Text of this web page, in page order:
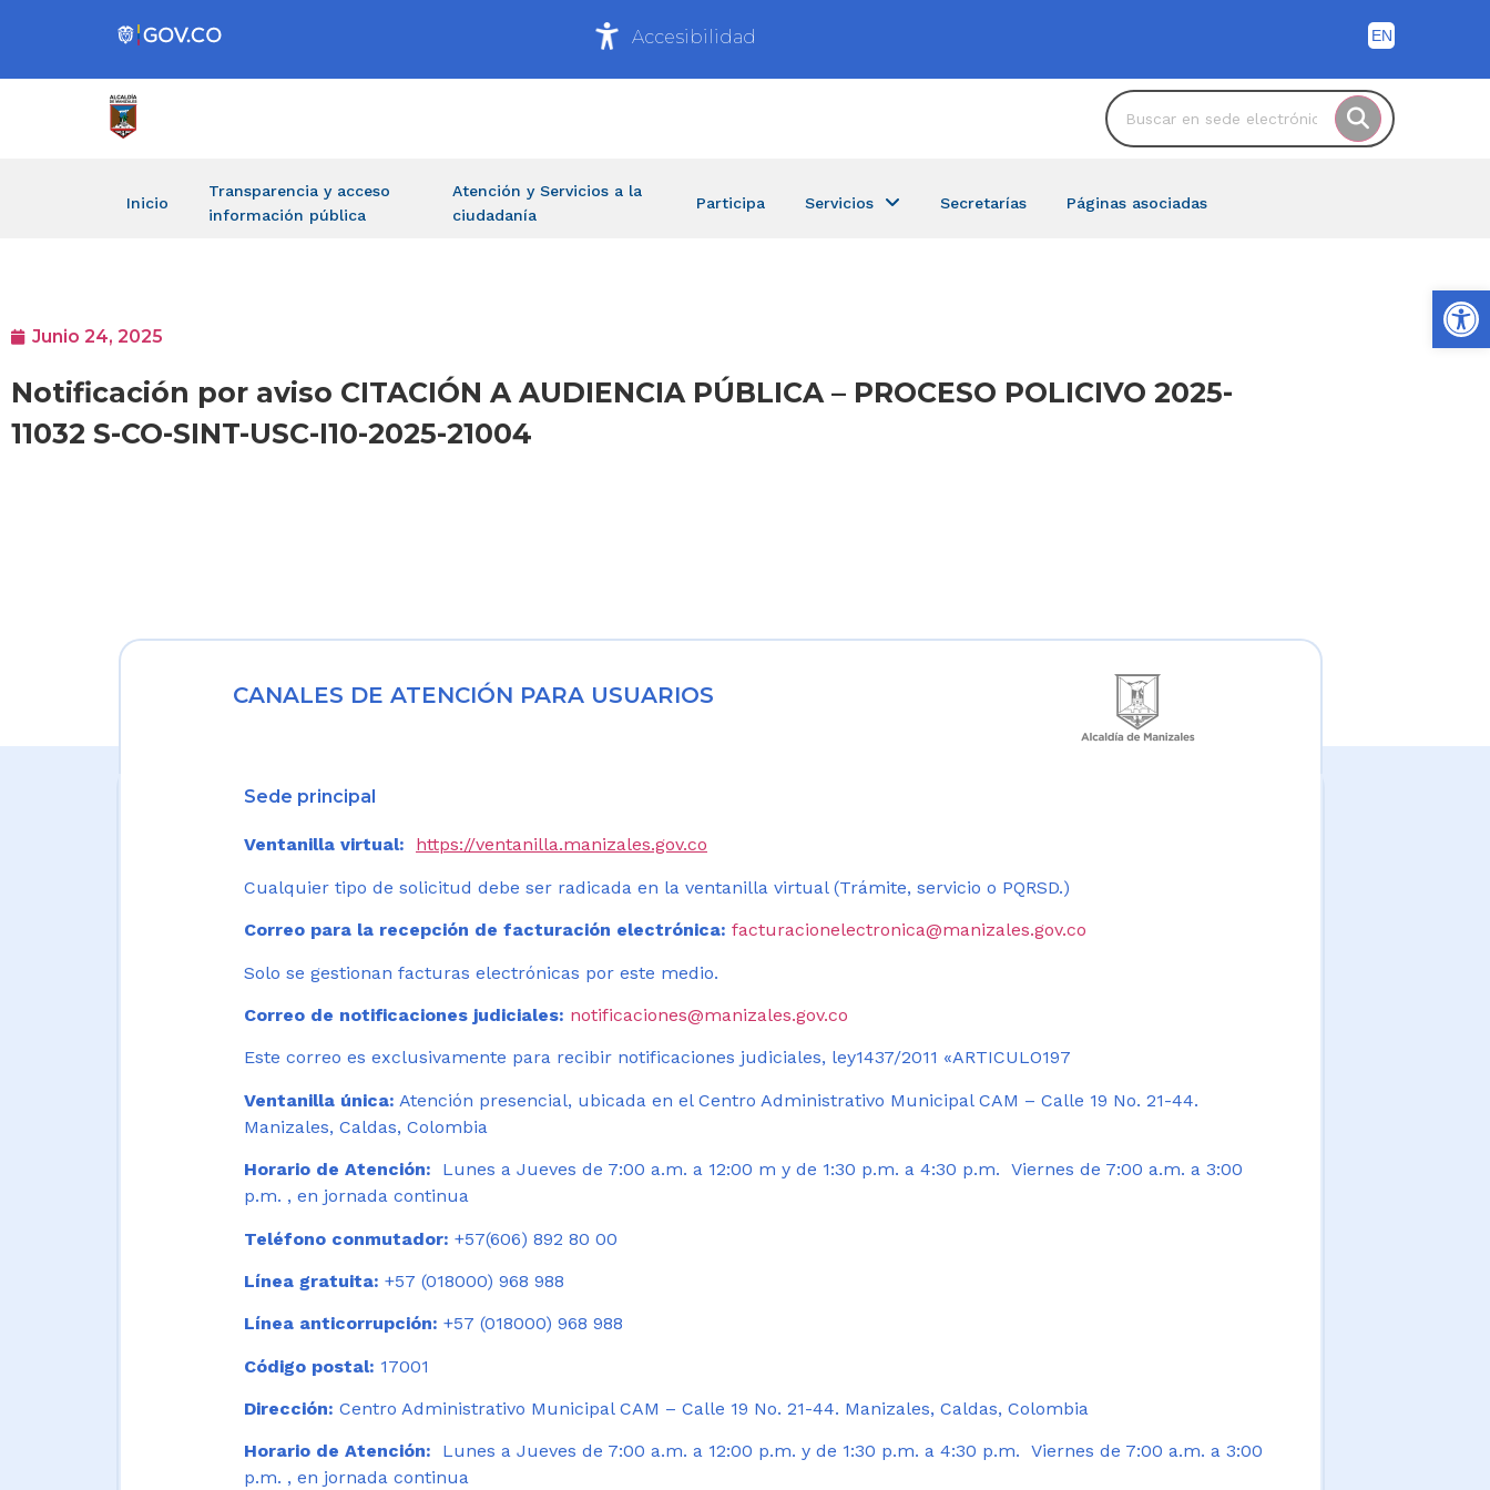
Accesibilidad
Inicio
Transparencia y acceso
información pública
Atención y Servicios a la
ciudadanía
Participa Servicios Secretarías Páginas asociadas
Junio 24, 2025
Notificación por aviso CITACIÓN A AUDIENCIA PÚBLICA – PROCESO POLICIVO 2025-
11032 S-CO-SINT-USC-I10-2025-21004
CANALES DE ATENCIÓN PARA USUARIOS
Sede principal
Ventanilla virtual: https://ventanilla.manizales.gov.co
Cualquier tipo de solicitud debe ser radicada en la ventanilla virtual (Trámite, servicio o PQRSD.)
Correo para la recepción de facturación electrónica: facturacionelectronica@manizales.gov.co
Solo se gestionan facturas electrónicas por este medio.
Correo de notificaciones judiciales: notificaciones@manizales.gov.co
Este correo es exclusivamente para recibir notificaciones judiciales, ley1437/2011 «ARTICULO197
Ventanilla única: Atención presencial, ubicada en el Centro Administrativo Municipal CAM – Calle 19 No. 21-44.
Manizales, Caldas, Colombia
Horario de Atención:
Lunes a Jueves de 7:00 a.m. a 12:00 m y de 1:30 p.m. a 4:30 p.m. Viernes de 7:00 a.m. a 3:00
p.m. , en jornada continua
Teléfono conmutador: +57(606) 892 80 00
Línea gratuita: +57 (018000) 968 988
Línea anticorrupción: +57 (018000) 968 988
Código postal: 17001
Dirección: Centro Administrativo Municipal CAM – Calle 19 No. 21-44. Manizales, Caldas, Colombia
Horario de Atención: Lunes a Jueves de 7:00 a.m. a 12:00 p.m. y de 1:30 p.m. a 4:30 p.m. Viernes de 7:00 a.m. a 3:00
p.m. , en jornada continua